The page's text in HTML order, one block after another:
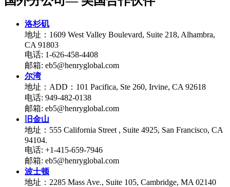
洛杉矶
地址：1609 West Valley Boulevard, Suite 218, Alhambra,
CA 91803
电话: 1-626-458-4408
邮箱: eb5@henryglobal.com
尔湾
地址：ADD：101 Pacifica, Ste 260, Irvine, CA 92618
电话: 949-482-0138
邮箱: eb5@henryglobal.com
旧金山
地址：555 California Street , Suite 4925, San Francisco, CA
94104.
电话: +1-415-659-7946
邮箱: eb5@henryglobal.com
波士顿
地址：2285 Mass Ave., Suite 105, Cambridge, MA 02140